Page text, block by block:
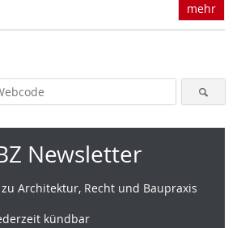
mehr
Newsletter
Architektur, Recht und Baupraxis
kündbar